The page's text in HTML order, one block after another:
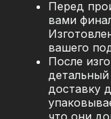
Перед
вами
вашего
После
доставку